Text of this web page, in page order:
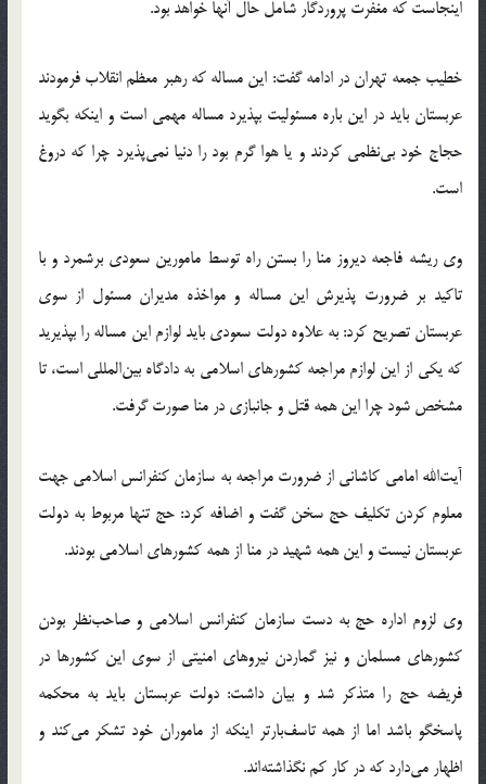
اینجاست که مغفرت پروردگار شامل حال آنها خواهد بود.
خطیب جمعه تهران در ادامه گفت: این مساله که رهبر معظم انقلاب فرمودند
عربستان باید در این باره مسئولیت بپذیرد مساله مهمی است و اینکه بگوید
حجاج خود بی‌نظمی کردند و یا هوا گرم بود را دنیا نمی‌پذیرد چرا که دروغ
است.
وی ریشه فاجعه دیروز منا را بستن راه توسط مامورین سعودی برشمرد و با
تاکید بر ضرورت پذیرش این مساله و مواخذه مدیران مسئول از سوی
عربستان تصریح کرد: به علاوه دولت سعودی باید لوازم این مساله را بپذیرید
که یکی از این لوازم مراجعه کشورهای اسلامی به دادگاه بین‌المللی است، تا
مشخص شود چرا این همه قتل و جانبازی در منا صورت گرفت.
آیت‌الله امامی کاشانی از ضرورت مراجعه به سازمان کنفرانس اسلامی جهت
معلوم کردن تکلیف حج سخن گفت و اضافه کرد: حج تنها مربوط به دولت
عربستان نیست و این همه شهید در منا از همه کشورهای اسلامی بودند.
وی لزوم اداره حج به دست سازمان کنفرانس اسلامی و صاحب‌نظر بودن
کشورهای مسلمان و نیز گماردن نیروهای امنیتی از سوی این کشورها در
فریضه حج را متذکر شد و بیان داشت: دولت عربستان باید به محکمه
پاسخگو باشد اما از همه تاسف‌بارتر اینکه از ماموران خود تشکر می‌کند و
اظهار می‌دارد که در کار کم نگذاشته‌اند.